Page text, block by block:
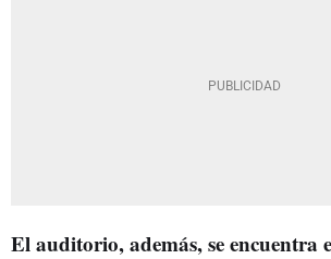
El auditorio, además, se encuentra